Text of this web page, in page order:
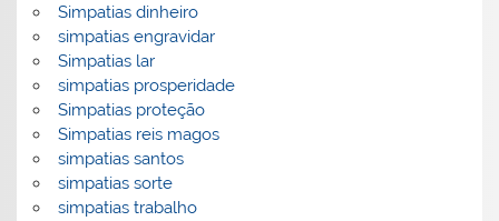
Simpatias dinheiro
simpatias engravidar
Simpatias lar
simpatias prosperidade
Simpatias proteção
Simpatias reis magos
simpatias santos
simpatias sorte
simpatias trabalho